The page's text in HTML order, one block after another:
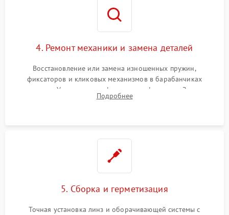
4. Ремонт механики и замена деталей
Восстановление или замена изношенных пружин,
фиксаторов и кликовых механизмов в барабанчиках
поправок. Устранение люфтов в трансфокаторе. Замена
поврежденных линз, разбитой сетки или восстановление
Подробнее
5. Сборка и герметизация
Точная установка линз и оборачивающей системы с